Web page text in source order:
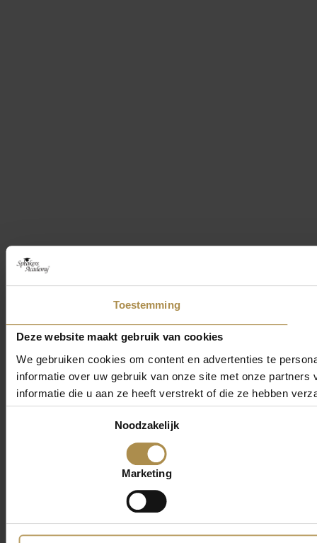
Toestemming
Deze website maakt gebruik van cookies
We gebruiken cookies om content en advertenties te
informatie over uw gebruik van onze site met onze
informatie die u aan ze heeft verstrekt of die ze hebben
Noodzakelijk
Marketing